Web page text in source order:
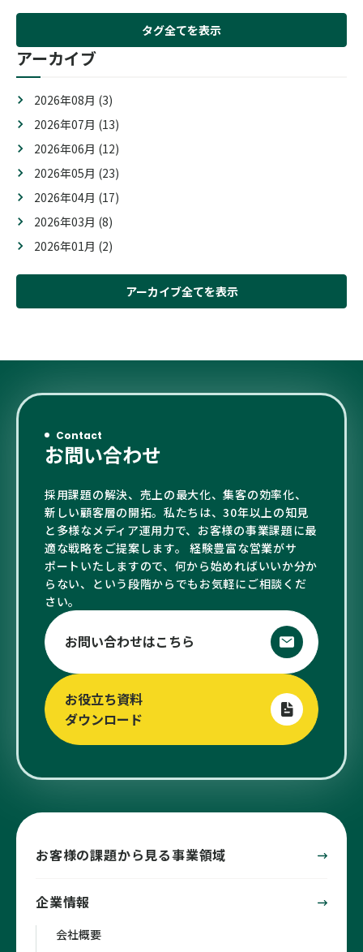
タグ全てを表示
アーカイブ
2026年08月 (3)
2026年07月 (13)
2026年06月 (12)
2026年05月 (23)
2026年04月 (17)
2026年03月 (8)
2026年01月 (2)
アーカイブ全てを表示
お問い合わせ
Contact
採用課題の解決、売上の最大化、集客の効率化、
新しい顧客層の開拓。私たちは、30年以上の知見
と多様なメディア運用力で、お客様の事業課題に最
適な戦略をご提案します。 経験豊富な営業がサ
ポートいたしますので、何から始めればいいか分か
らない、という段階からでもお気軽にご相談くだ
さい。
お問い合わせはこちら
お役立ち資料
ダウンロード
お客様の課題から見る事業領域
企業情報
会社概要